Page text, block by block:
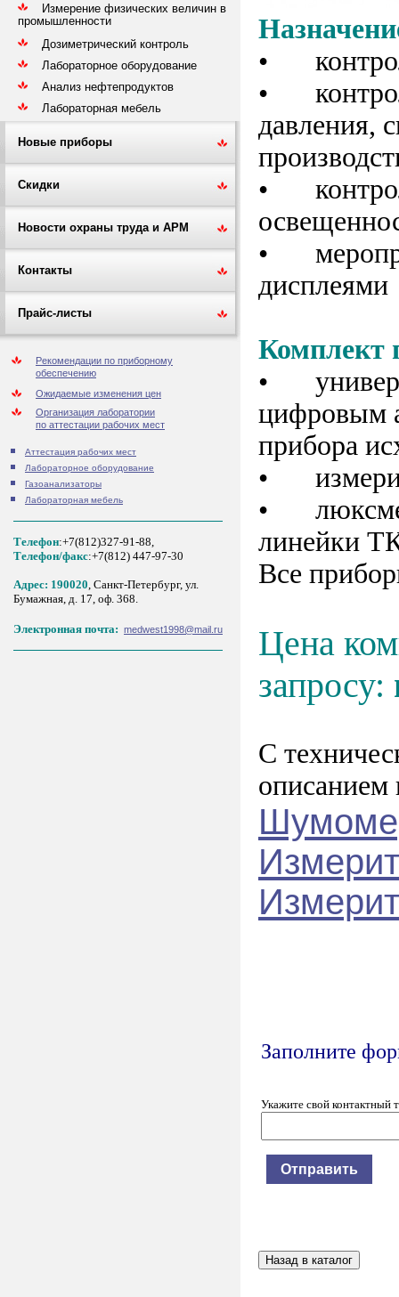
Измерение физических величин в
промышленности
Дозиметрический контроль
Лабораторное оборудование
Анализ нефтепродуктов
Лабораторная мебель
Новые приборы
Скидки
Новости охраны труда и АРМ
Контакты
Прайс-листы
Рекомендации по приборному
обеспечению
Ожидаемые изменения цен
Организация лаборатории
по аттестации рабочих мест
Аттестация рабочих мест
Лабораторное оборудование
Газоанализаторы
Лабораторная мебель
Телефон:+7(812)327-91-88,
Tелефон/факс:+7(812) 447-97-30
Адрес: 190020, Санкт-Петербург, ул.
Бумажная, д. 17, оф. 368.
Электронная почта: medwest1998@mail.ru
•
•
давления,
•
•
дисплеями
Комплект
•
цифровым
прибора
•
•
линейки
Все
Цена
запросу:
С
описанием
Заполните
Укажите свой контактный